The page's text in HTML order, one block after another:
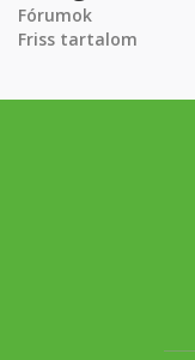
Fórumok
Friss tartalom